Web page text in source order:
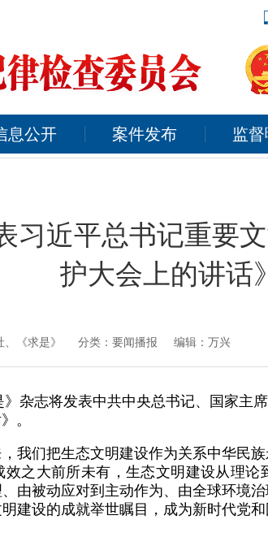
息公开 案件发布 监
习近平总书记重要
护大会上的讲话》
《求是》 分类：要闻播报 编辑：万兴
杂志将发表中共中央总书记、国家主
。
我们把生态文明建设作为关系中华民
之大前所未有，生态文明建设从理
由被动应对到主动作为、由全球环境
建设的成就举世瞩目，成为新时代党